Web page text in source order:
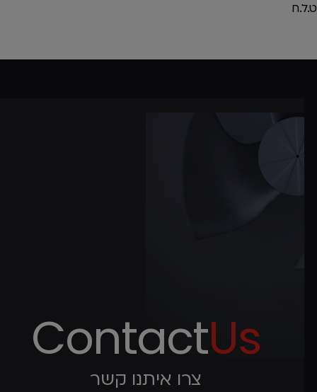
ט.ל.ח
ContactUs
צרו איתנו קשר